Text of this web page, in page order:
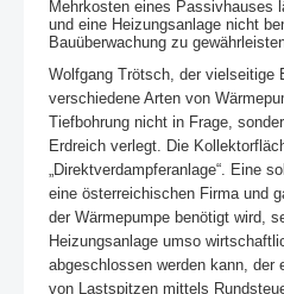
Mehrkosten eines
und eine Heizungsanlage nicht
Bauüberwachung zu
Wolfgang Trötsch, der vielseitige
verschiedene Arten von
Tiefbohrung nicht in Frage,
Erdreich verlegt. Die
„Direktverdampferanlage“. Eine
eine österreichischen Firma und
der Wärmepumpe benötigt wird,
Heizungsanlage umso
abgeschlossen werden kann, der
von Lastspitzen mittels